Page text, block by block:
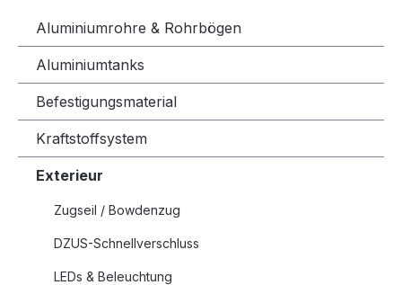
Aluminiumrohre & Rohrbögen
Aluminiumtanks
Befestigungsmaterial
Kraftstoffsystem
Exterieur
Zugseil / Bowdenzug
DZUS-Schnellverschluss
LEDs & Beleuchtung